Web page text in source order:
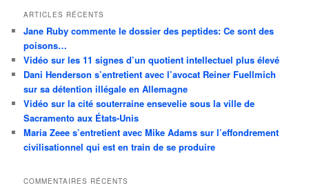
ARTICLES RÉCENTS
Jane Ruby commente le dossier des peptides: Ce sont des
poisons…
Vidéo sur les 11 signes d’un quotient intellectuel plus élevé
Dani Henderson s’entretient avec l’avocat Reiner Fuellmich
sur sa détention illégale en Allemagne
Vidéo sur la cité souterraine ensevelie sous la ville de
Sacramento aux États-Unis
Maria Zeee s’entretient avec Mike Adams sur l’effondrement
civilisationnel qui est en train de se produire
COMMENTAIRES RÉCENTS